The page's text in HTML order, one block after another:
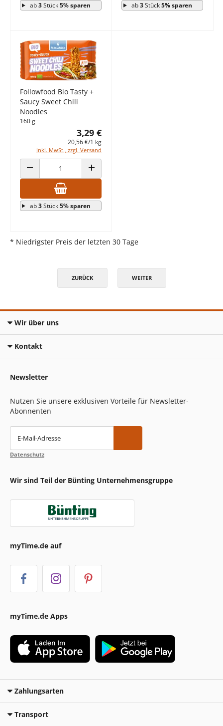
ab3Stück5% sparen ab3Stück5% sparen
Followfood Bio Tasty +
Saucy Sweet Chili
Noodles
160 g
3,29 €
20,56 €/1 kg
inkl. MwSt., zzgl. Versand
ANZAHL VERRINGERN ANZAHL ERHÖHEN
ab3Stück5% sparen
* Niedrigster Preis der letzten 30 Tage
ZURÜCK WEITER
Wir über uns
Kontakt
Newsletter
Nutzen Sie unsere exklusiven Vorteile für Newsletter-
Abonnenten
E-Mail-Adresse
Datenschutz
Wir sind Teil der Bünting Unternehmensgruppe
myTime.de auf
myTime.de Apps
Zahlungsarten
Transport